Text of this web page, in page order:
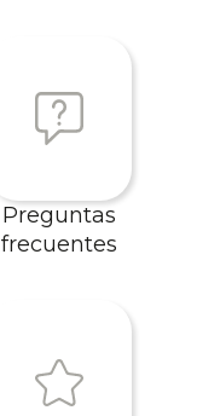
Preguntas
frecuentes